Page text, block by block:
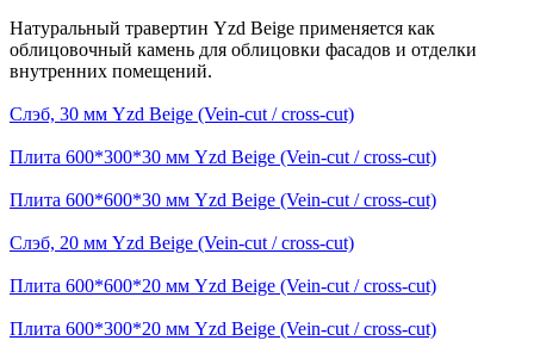
Натуральный травертин Yzd Beige применяется как
облицовочный камень для облицовки фасадов и отделки
внутренних помещений.
Слэб, 30 мм Yzd Beige (Vein-cut / cross-cut)
Плита 600*300*30 мм Yzd Beige (Vein-cut / cross-cut)
Плита 600*600*30 мм Yzd Beige (Vein-cut / cross-cut)
Слэб, 20 мм Yzd Beige (Vein-cut / cross-cut)
Плита 600*600*20 мм Yzd Beige (Vein-cut / cross-cut)
Плита 600*300*20 мм Yzd Beige (Vein-cut / cross-cut)